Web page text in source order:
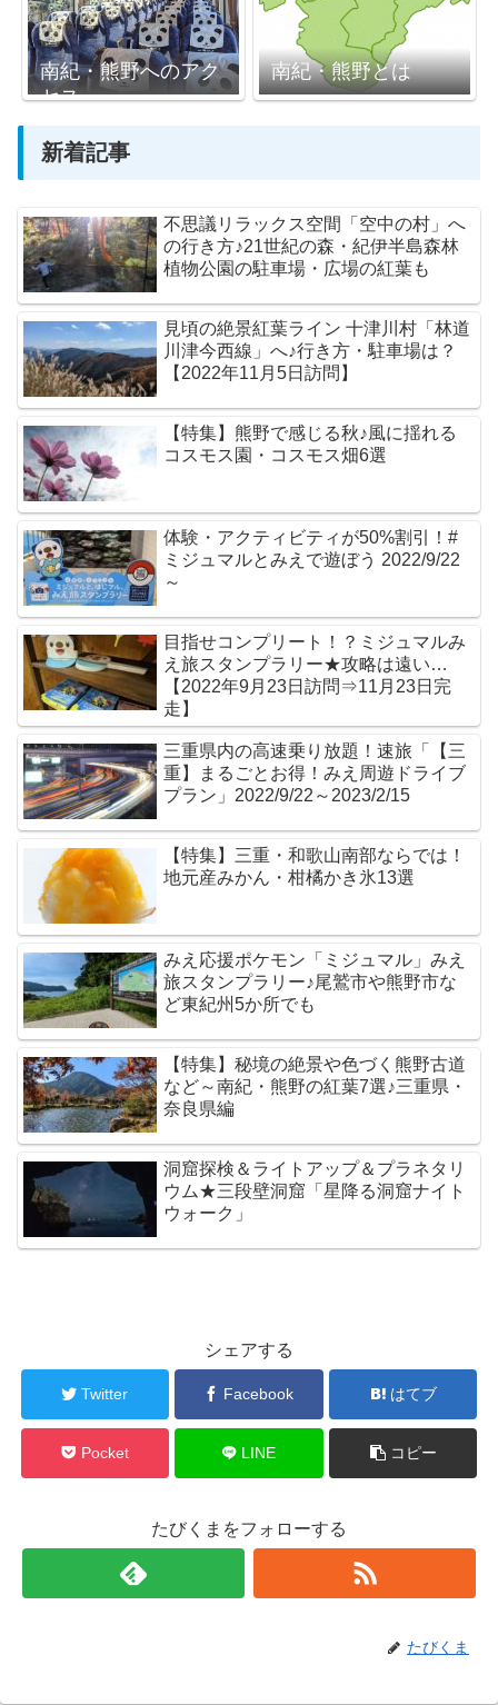
南紀・熊野へのアク
セス
南紀・熊野とは
新着記事
不思議リラックス空間「空中の村」へ
の行き方♪21世紀の森・紀伊半島森林
植物公園の駐車場・広場の紅葉も
見頃の絶景紅葉ライン 十津川村「林道
川津今西線」へ♪行き方・駐車場は？
【2022年11月5日訪問】
【特集】熊野で感じる秋♪風に揺れる
コスモス園・コスモス畑6選
体験・アクティビティが50%割引！#
ミジュマルとみえで遊ぼう 2022/9/22
～
目指せコンプリート！？ミジュマルみ
え旅スタンプラリー★攻略は遠い…
【2022年9月23日訪問⇒11月23日完
走】
三重県内の高速乗り放題！速旅「【三
重】まるごとお得！みえ周遊ドライブ
プラン」2022/9/22～2023/2/15
【特集】三重・和歌山南部ならでは！
地元産みかん・柑橘かき氷13選
みえ応援ポケモン「ミジュマル」みえ
旅スタンプラリー♪尾鷲市や熊野市な
ど東紀州5か所でも
【特集】秘境の絶景や色づく熊野古道
など～南紀・熊野の紅葉7選♪三重県・
奈良県編
洞窟探検＆ライトアップ＆プラネタリ
ウム★三段壁洞窟「星降る洞窟ナイト
ウォーク」
シェアする
Twitter Facebook はてブ
Pocket LINE コピー
たびくまをフォローする
たびくま